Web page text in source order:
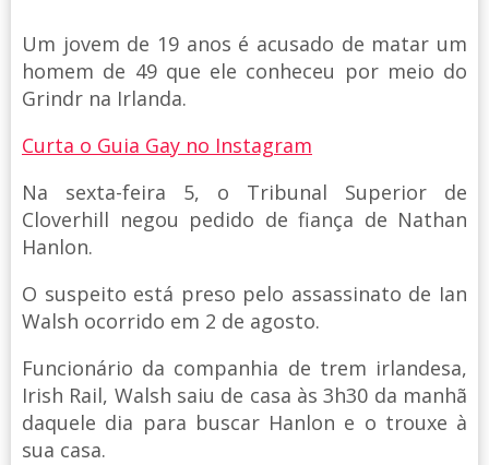
Um jovem de 19 anos é acusado de matar um
homem de 49 que ele conheceu por meio do
Grindr na Irlanda.
Curta o Guia Gay no Instagram
Na sexta-feira 5, o Tribunal Superior de
Cloverhill negou pedido de fiança de Nathan
Hanlon.
O suspeito está preso pelo assassinato de Ian
Walsh ocorrido em 2 de agosto.
Funcionário da companhia de trem irlandesa,
Irish Rail, Walsh saiu de casa às 3h30 da manhã
daquele dia para buscar Hanlon e o trouxe à
sua casa.